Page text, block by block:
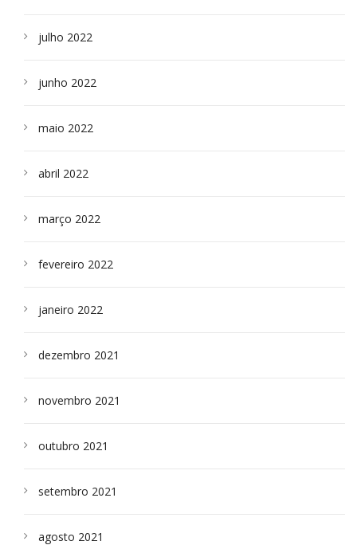
julho 2022
junho 2022
maio 2022
abril 2022
março 2022
fevereiro 2022
janeiro 2022
dezembro 2021
novembro 2021
outubro 2021
setembro 2021
agosto 2021